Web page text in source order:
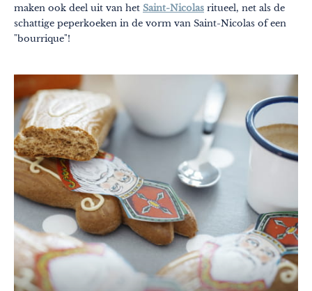
maken ook deel uit van het Saint-Nicolas ritueel, net als de
schattige peperkoeken in de vorm van Saint-Nicolas of een
"bourrique"!